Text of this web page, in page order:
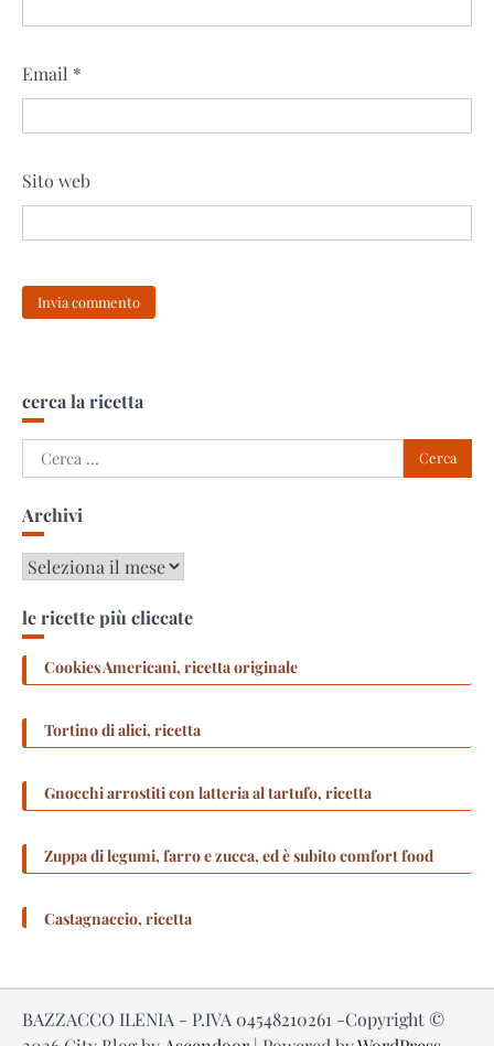
Email *
Sito web
cerca la ricetta
Ricerca
per:
Archivi
Archivi
le ricette più cliccate
Cookies Americani, ricetta originale
Tortino di alici, ricetta
Gnocchi arrostiti con latteria al tartufo, ricetta
Zuppa di legumi, farro e zucca, ed è subito comfort food
Castagnaccio, ricetta
BAZZACCO ILENIA - P.IVA 04548210261 -Copyright ©